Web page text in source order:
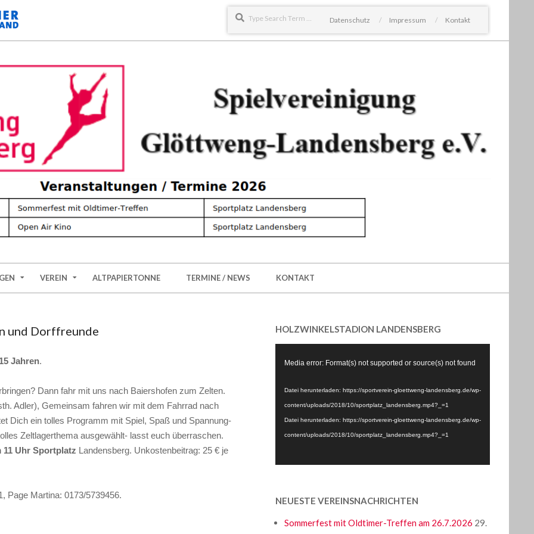
Datenschutz
Impressum Kontakt
VEREIN ALTPAPIERTONNE TERMINE / NEWS KONTAKT
und Dorffreunde
Jahren.
Dann fahr mit uns nach Baiershofen zum Zelten.
Adler), Gemeinsam fahren wir mit dem Fahrrad nach
Dich ein tolles Programm mit Spiel, Spaß und Spannung-
Zeltlagerthema ausgewählt- lasst euch überraschen.
11 Uhr Sportplatz Landensberg. Unkostenbeitrag: 25 € je
Page Martina: 0173/5739456.
HOLZWINKELSTADION LANDENSBERG
Player
Media error: Format(s) not supported or source(s) not found
Datei herunterladen: https://sportverein-gloettweng-landensberg.de/wp-
content/uploads/2018/10/sportplatz_landensberg.mp4?_=1
Datei herunterladen: https://sportverein-gloettweng-landensberg.de/wp-
content/uploads/2018/10/sportplatz_landensberg.mp4?_=1
NEUESTE VEREINSNACHRICHTEN
Sommerfest mit Oldtimer-Treffen am 26.7.2026 29.